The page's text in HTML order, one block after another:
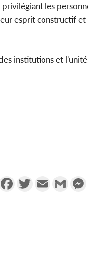
les
esprit constructif et
institutions et
PartagerFacebookTwitterEmail Gmail